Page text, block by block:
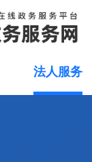
法人服务